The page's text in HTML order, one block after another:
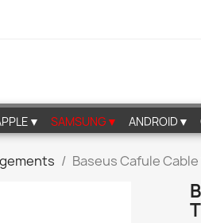
SAMSUNG▼ ANDROID▼
Baseus Cafule